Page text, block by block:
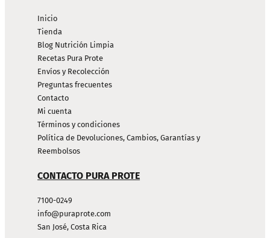
Inicio
Tienda
Blog Nutrición Limpia
Recetas Pura Prote
Envíos y Recolección
Preguntas frecuentes
Contacto
Mi cuenta
Términos y condiciones
Política de Devoluciones, Cambios, Garantías y
Reembolsos
CONTACTO PURA PROTE
7100-0249
info@puraprote.com
San José, Costa Rica